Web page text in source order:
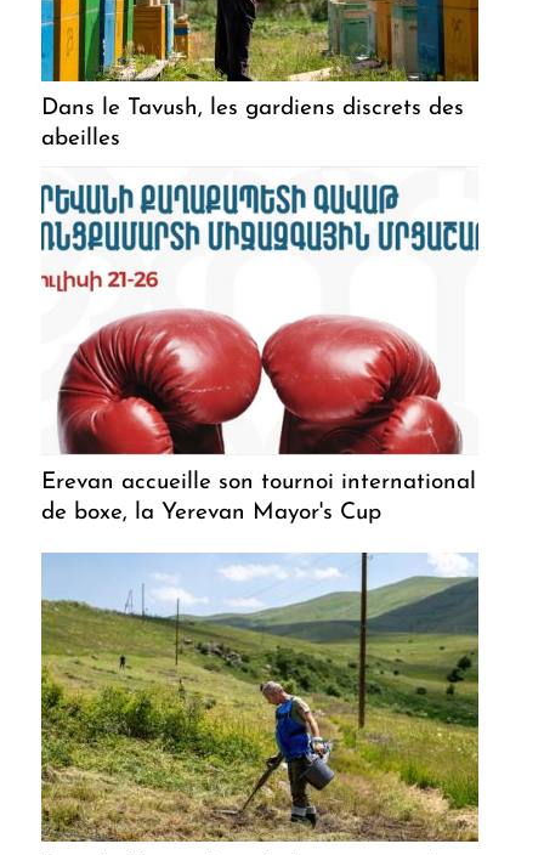
Dans le Tavush, les gardiens discrets des
abeilles
Erevan accueille son tournoi international
de boxe, la Yerevan Mayor's Cup